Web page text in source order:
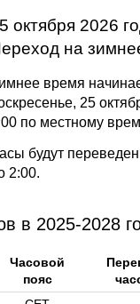
октября 2026
на
время
25
по местному
будут
2:00.
в 2025-2028
Часовой
пояс